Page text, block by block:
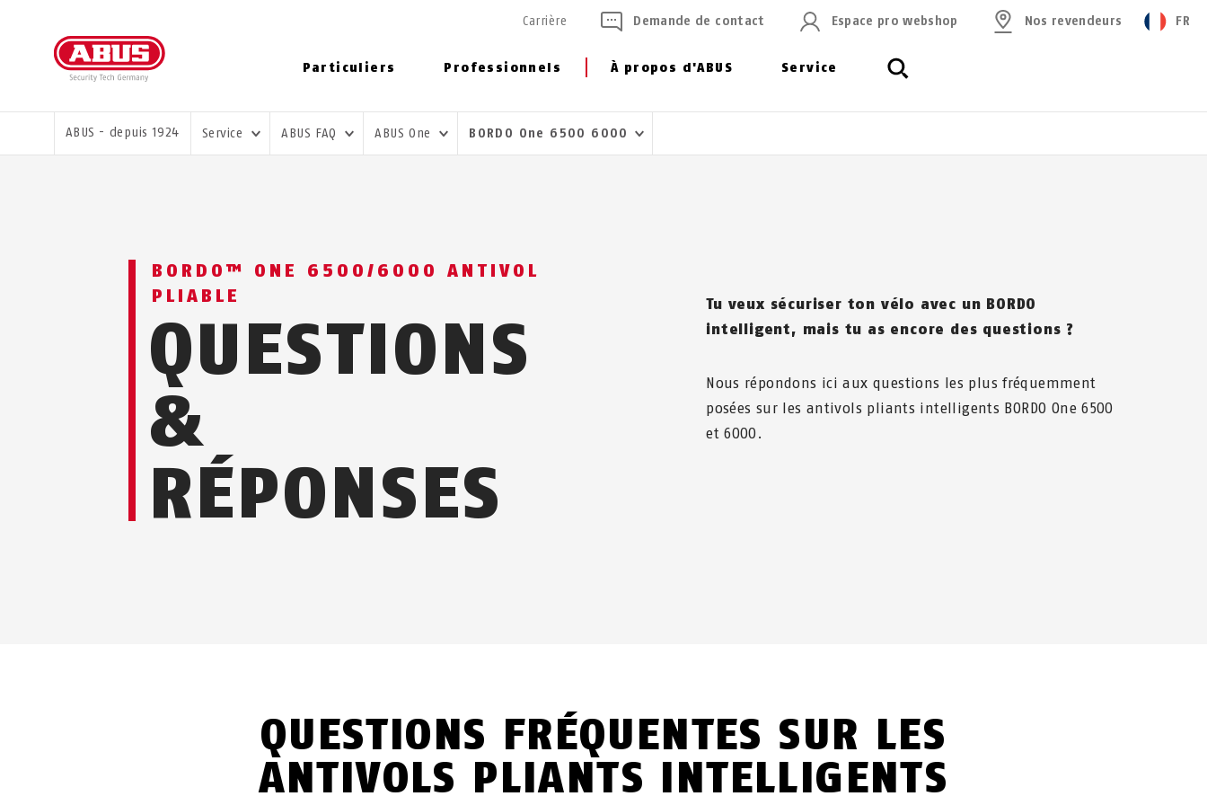
Particuliers Professionnels À propos d'ABUS Service
Carrière Demande de contact Espace pro webshop Nos revendeurs FR
VOUS ÊTES ICI:
ABUS - depuis 1924 Service ABUS FAQ ABUS One BORDO One 6500 6000
BORDO™ ONE 6500/6000 ANTIVOL
PLIABLE
QUESTIONS
&
RÉPONSES
Tu veux sécuriser ton vélo avec un BORDO
intelligent, mais tu as encore des questions ?
Nous répondons ici aux questions les plus fréquemment
posées sur les antivols pliants intelligents BORDO One 6500
et 6000.
QUESTIONS FRÉQUENTES SUR LES
ANTIVOLS PLIANTS INTELLIGENTS